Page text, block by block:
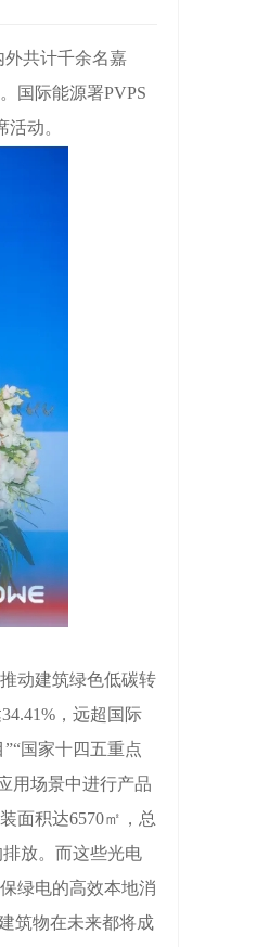
共计千余名嘉
国际能源署PVPS
动。
动建筑绿色低碳转
，远超国际
国家十四五重点
用场景中进行产品
面积达6570㎡，总
排放。而这些光电
绿电的高效本地消
筑物在未来都将成